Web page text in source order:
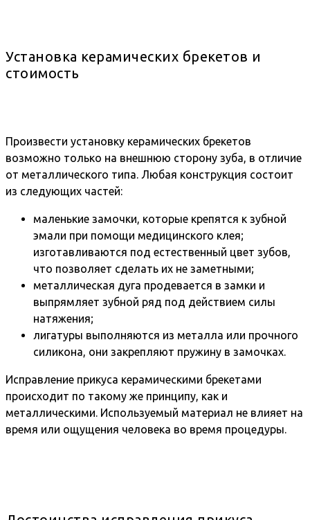
Установка керамических брекетов и
стоимость
Произвести установку керамических брекетов
возможно только на внешнюю сторону зуба, в отличие
от металлического типа. Любая конструкция состоит
из следующих частей:
маленькие замочки, которые крепятся к зубной
эмали при помощи медицинского клея;
изготавливаются под естественный цвет зубов,
что позволяет сделать их не заметными;
металлическая дуга продевается в замки и
выпрямляет зубной ряд под действием силы
натяжения;
лигатуры выполняются из металла или прочного
силикона, они закрепляют пружину в замочках.
Исправление прикуса керамическими брекетами
происходит по такому же принципу, как и
металлическими. Используемый материал не влияет на
время или ощущения человека во время процедуры.